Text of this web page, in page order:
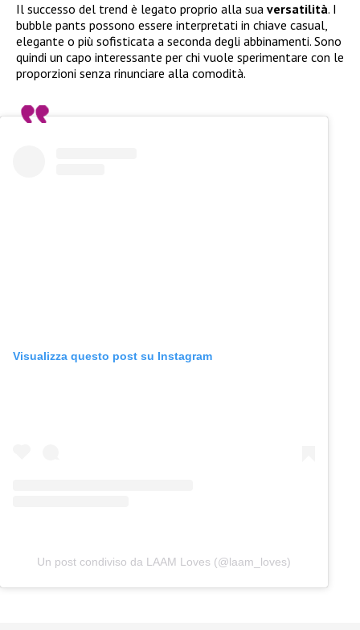
Il successo del trend è legato proprio alla sua versatilità. I
bubble pants possono essere interpretati in chiave casual,
elegante o più sofisticata a seconda degli abbinamenti. Sono
quindi un capo interessante per chi vuole sperimentare con le
proporzioni senza rinunciare alla comodità.
Visualizza questo post su Instagram
Un post condiviso da LAAM Loves (@laam_loves)